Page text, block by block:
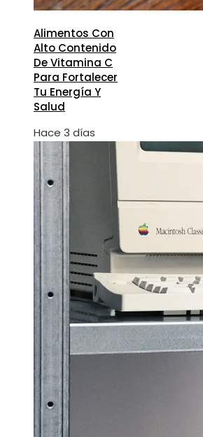
Alimentos Con
Alto Contenido
De Vitamina C
Para Fortalecer
Tu Energía Y
Salud
Hace 3 días